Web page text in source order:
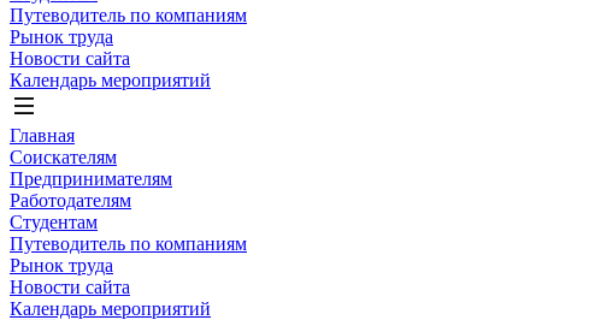
Путеводитель по компаниям
Рынок труда
Новости сайта
Календарь мероприятий
Главная
Соискателям
Предпринимателям
Работодателям
Студентам
Путеводитель по компаниям
Рынок труда
Новости сайта
Календарь мероприятий